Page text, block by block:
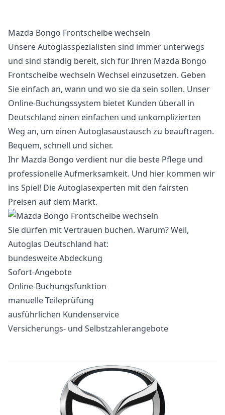
Mazda Bongo Frontscheibe wechseln
Unsere Autoglasspezialisten sind immer unterwegs
und sind ständig bereit, sich für Ihren Mazda Bongo
Frontscheibe wechseln Wechsel einzusetzen. Geben
Sie einfach an, wann und wo sie da sein sollen. Unser
Online-Buchungssystem bietet Kunden überall in
Deutschland einen einfachen und unkomplizierten
Weg an, um einen Autoglasaustausch zu beauftragen.
Bequem, schnell und sicher.
Ihr Mazda Bongo verdient nur die beste Pflege und
professionelle Aufmerksamkeit. Und hier kommen wir
ins Spiel! Die Autoglasexperten mit den fairsten
Preisen auf dem Markt.
Sie dürfen mit Vertrauen buchen. Warum? Weil,
Autoglas Deutschland hat:
bundesweite Abdeckung
Sofort-Angebote
Online-Buchungsfunktion
manuelle Teileprüfung
ausführlichen Kundenservice
Versicherungs- und Selbstzahlerangebote